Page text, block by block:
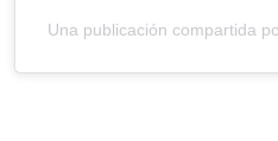
Una publicación compartida